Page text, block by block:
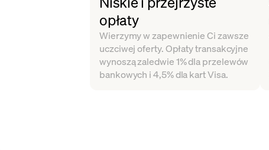
opłaty
Wierzymy w zapewnienie Ci zawsze
uczciwej oferty. Opłaty transakcyjne
wynoszą zaledwie 1% dla przelewów
bankowych i 4,5% dla kart Visa.